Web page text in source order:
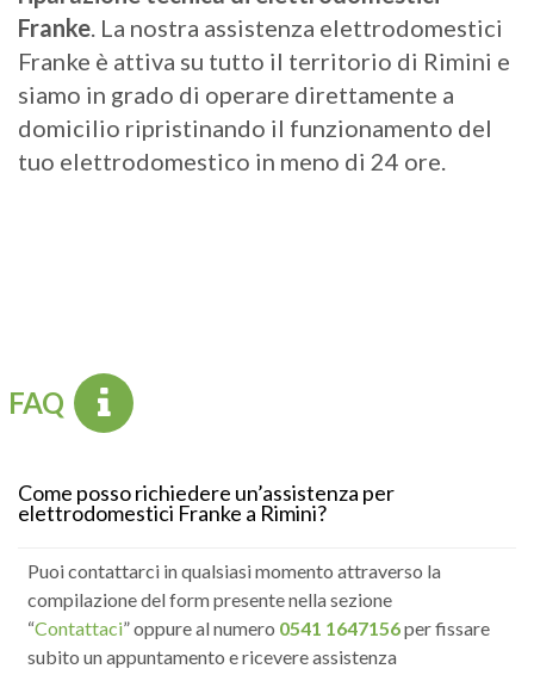
Franke. La nostra assistenza elettrodomestici
Franke è attiva su tutto il territorio di Rimini e
siamo in grado di operare direttamente a
domicilio ripristinando il funzionamento del
tuo elettrodomestico in meno di 24 ore.
FAQ
Come posso richiedere un’assistenza per
elettrodomestici Franke a Rimini?
Puoi contattarci in qualsiasi momento attraverso la
compilazione del form presente nella sezione
“Contattaci” oppure al numero 0541 1647156per fissare
subito un appuntamento e ricevere assistenza